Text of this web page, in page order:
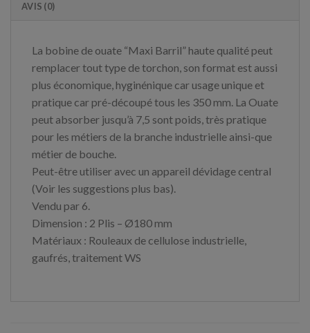
AVIS (0)
La bobine de ouate “Maxi Barril” haute qualité peut
remplacer tout type de torchon, son format est aussi
plus économique, hyginénique car usage unique et
pratique car pré-découpé tous les 350 mm. La Ouate
peut absorber jusqu’à 7,5 sont poids, très pratique
pour les métiers de la branche industrielle ainsi-que
métier de bouche.
Peut-être utiliser avec un appareil dévidage central
(Voir les suggestions plus bas).
Vendu par 6.
Dimension : 2 Plis – Ø180 mm
Matériaux : Rouleaux de cellulose industrielle,
gaufrés, traitement WS